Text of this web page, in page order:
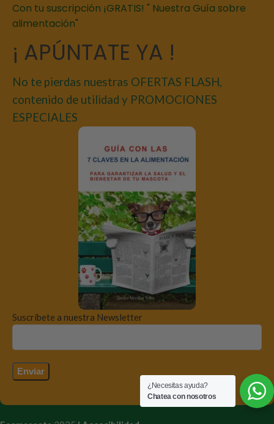
Con tu suscripción ¡GRATIS! " Nuestra Guía sobre
alimentación"
¡ APÚNTATE YA !
No te pierdas nuestras OFERTAS FLASH,
contenido de utilidad y PROMOCIONES
ESPECIALES
Suscríbete a nuestra Newsletter
¿Necesitas ayuda?
Chatea con nosotros